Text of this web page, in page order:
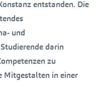
entstanden. Die
und
darin
zu
Mitgestalten in einer